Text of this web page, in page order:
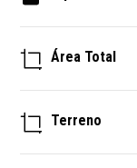
Área Total
Terreno